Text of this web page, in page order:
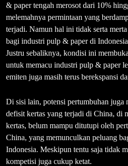
& paper tengah merosot dari 10%
melemahnya permintaan yang
terjadi. Namun hal ini tidak serta
bagi industri pulp & paper di
Justru sebaliknya, kondisi ini
untuk memacu industri pulp & paper
emiten juga masih terus berekspansi
Di sisi lain, potensi pertumbuhan juga
defisit kertas yang terjadi di China, di
kertas, belum mampu ditutupi oleh
China, yang memunculkan peluang
Indonesia. Meskipun tentu saja tidak
kompetisi juga cukup ketat.